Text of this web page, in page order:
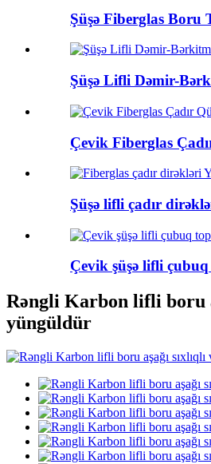
Şüşə Fiberglas Boru
Şüşə Lifli Dəmir-
Çevik Fiberglas
Şüşə lifli çadır
Çevik şüşə lifli çubuq
Rəngli Karbon lifli boru
yüngüldür